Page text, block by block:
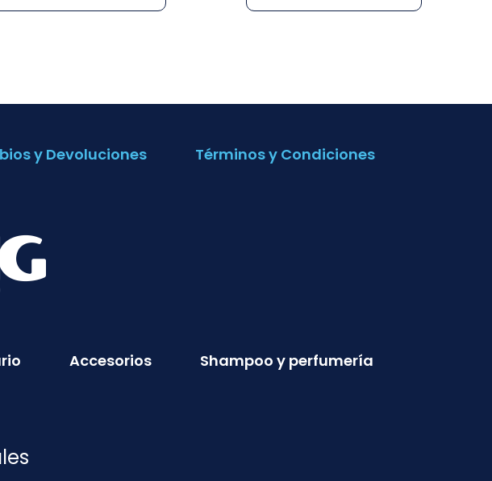
y Devoluciones Términos y Condiciones
Accesorios Shampoo y perfumería